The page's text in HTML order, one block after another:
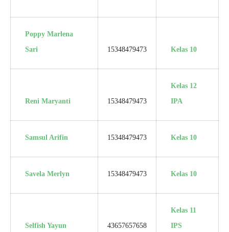
Poppy Marlena
Sari
15348479473 Kelas 10
Reni Maryanti 15348479473
Kelas 12
IPA
Samsul Arifin 15348479473 Kelas 10
Savela Merlyn 15348479473 Kelas 10
Selfish Yayun 43657657658
Kelas 11
IPS